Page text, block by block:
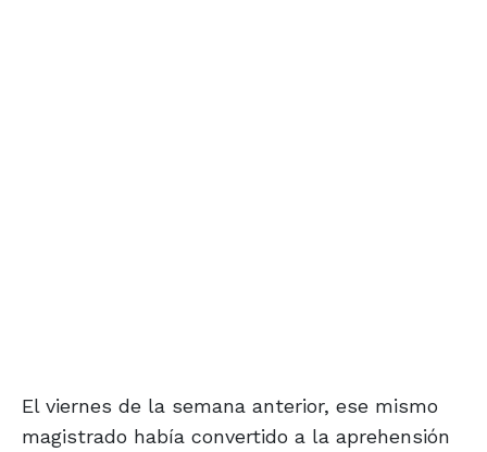
El viernes de la semana anterior, ese mismo
magistrado había convertido a la aprehensión